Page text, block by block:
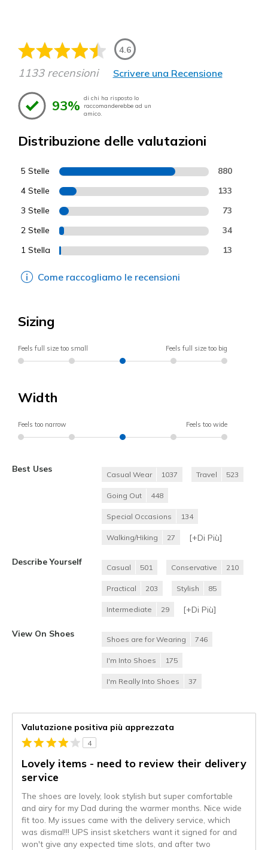
4.6
1133 recensioni Scrivere una Recensione
93% di chi ha risposto lo
raccomanderebbe ad un
amico.
Distribuzione delle valutazioni
5 Stelle 880
4 Stelle 133
3 Stelle 73
2 Stelle 34
1 Stella 13
Come raccogliamo le recensioni
Sizing
Feels full size too small Feels full size too big
Width
Feels too narrow Feels too wide
Best Uses
Casual Wear 1037 Travel 523
Going Out 448
Special Occasions 134
Walking/Hiking 27 [+Di Più]
Describe Yourself
Casual 501 Conservative 210
Practical 203 Stylish 85
Intermediate 29 [+Di Più]
View On Shoes
Shoes are for Wearing 746
I'm Into Shoes 175
I'm Really Into Shoes 37
Valutazione positiva più apprezzata
4
Lovely items - need to review their delivery
service
The shoes are lovely, look stylish but super comfortable
and airy for my Dad during the warmer months. Nice wide
fit too. My issues came with the delivery service, which
was dismal!!! UPS insist sketchers want it signed for and
won't give any expected time slots, and after two